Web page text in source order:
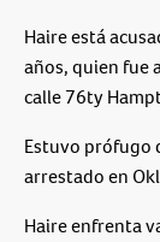
Haire está
años, quien fue
calle 76ty
Estuvo prófugo
arrestado en
Haire enfrenta